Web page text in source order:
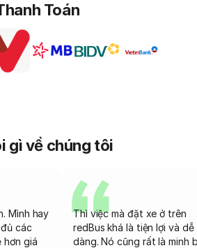
Toán
gì về chúng tôi
Mình hay
các
hơn giá
Thì việc mà đặt xe ở trên
redBus khá là tiện lợi và dễ
dàng. Nó cũng rất là minh